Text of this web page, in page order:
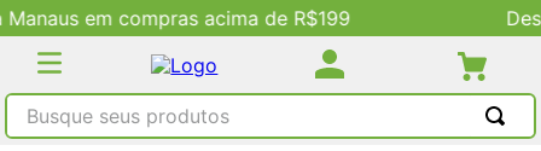
Descontos Exclusivos no Site
Busque seus produtos